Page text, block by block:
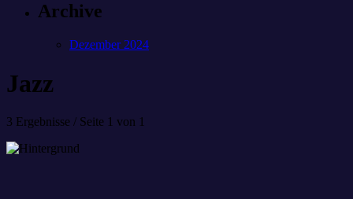
Archive
Dezember 2024
Jazz
3 Ergebnisse / Seite 1 von 1